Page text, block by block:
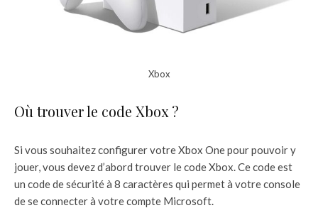
Xbox
Où trouver le code Xbox ?
Si vous souhaitez configurer votre Xbox One pour pouvoir y
jouer, vous devez d’abord trouver le code Xbox. Ce code est
un code de sécurité à 8 caractères qui permet à votre console
de se connecter à votre compte Microsoft.